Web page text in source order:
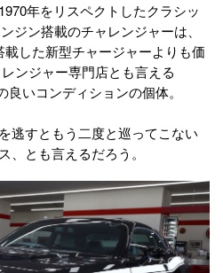
年をリスペクトしたクラシッ
ジン搭載のチャレンジャーは、
した新型チャージャーよりも価
ンジャー専門店とも言える
いコンディションの個体。
逃すともう二度と巡ってこない
、とも言えるだろう。